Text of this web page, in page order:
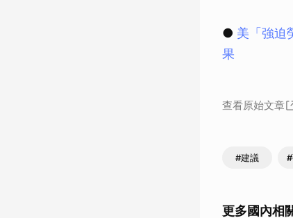
● 美「強迫
果
查看原始文章
#建議
更多國內相